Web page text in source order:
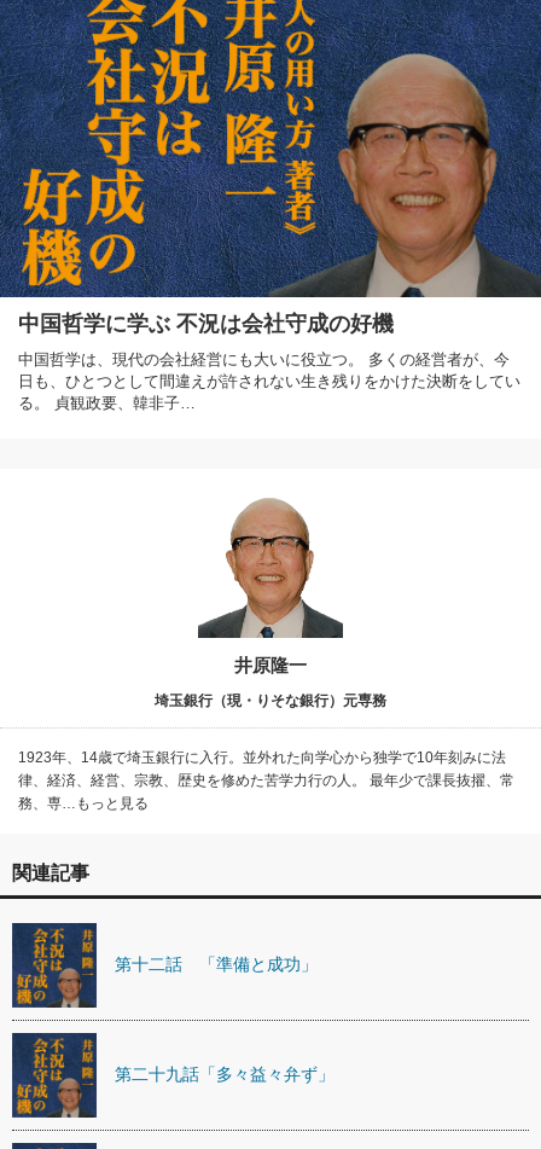
中国哲学に学ぶ 不況は会社守成の好機
中国哲学は、現代の会社経営にも大いに役立つ。 多くの経営者が、今
日も、ひとつとして間違えが許されない生き残りをかけた決断をしてい
る。 貞観政要、韓非子…
井原隆一
埼玉銀行（現・りそな銀行）元専務
1923年、14歳で埼玉銀行に入行。並外れた向学心から独学で10年刻みに法
律、経済、経営、宗教、歴史を修めた苦学力行の人。 最年少で課長抜擢、常
務、専…もっと見る
関連記事
第十二話 「準備と成功」
第二十九話「多々益々弁ず」